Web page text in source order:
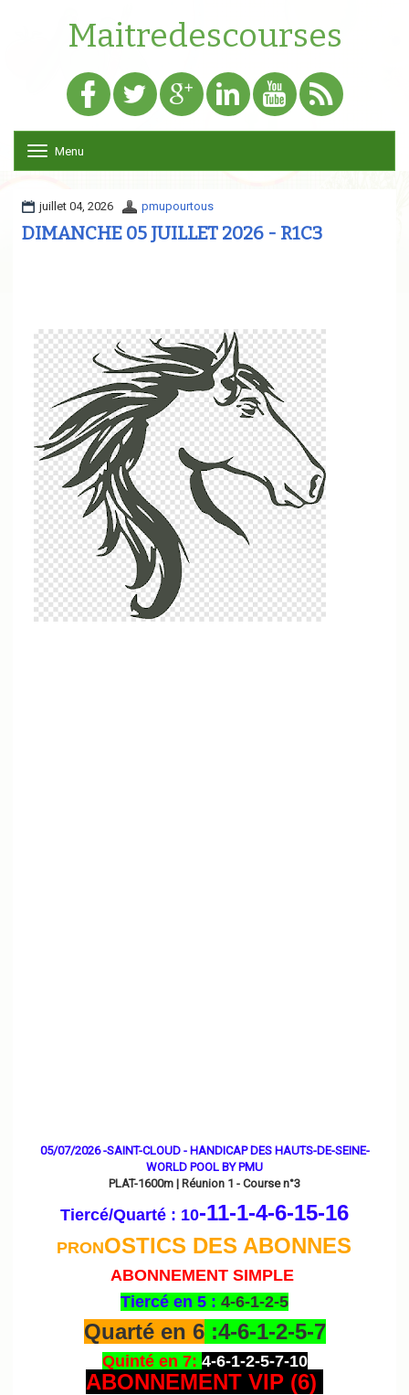
Maitredescourses
o
g
e
a
t
n
Menu
juillet 04, 2026 pmupourtous
DIMANCHE 05 JUILLET 2026 - R1C3
05/07/2026 -SAINT-CLOUD - HANDICAP DES HAUTS-DE-SEINE-
WORLD POOL BY PMU
PLAT-1600m | Réunion 1 - Course n°3
Tiercé/Quarté : 10-11-1-4-6-15-16
PRONOSTICS DES ABONNES
ABONNEMENT SIMPLE
Tiercé en 5 : 4-6-1-2-5
Quarté en 6:4-6-1-2-5-7
Quinté en 7: 4-6-1-2-5-7-10
ABONNEMENT VIP (6)